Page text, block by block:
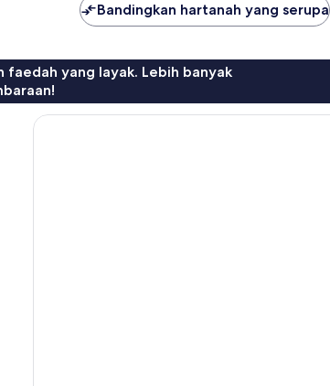
Bandingkan hartanah yang serupa
faedah yang layak. Lebih banyak